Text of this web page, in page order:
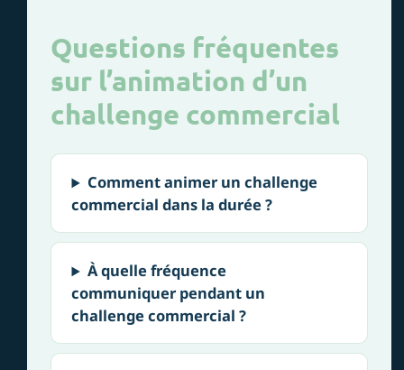
Questions fréquentes
sur l’animation d’un
challenge commercial
Comment animer un challenge
commercial dans la durée ?
À quelle fréquence
communiquer pendant un
challenge commercial ?